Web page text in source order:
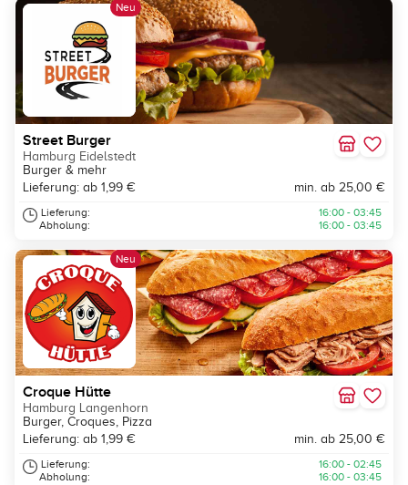
Neu
Street Burger
Hamburg Eidelstedt
Burger & mehr
Lieferung: ab 1,99 €
min. ab 25,00 €
Lieferung:
Abholung:
16:00 - 03:45
16:00 - 03:45
Neu
Croque Hütte
Hamburg Langenhorn
Burger, Croques, Pizza
Lieferung: ab 1,99 €
min. ab 25,00 €
Lieferung:
Abholung:
16:00 - 02:45
16:00 - 03:45